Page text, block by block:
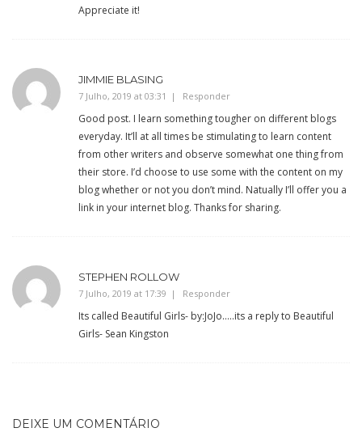
Appreciate it!
JIMMIE BLASING
7 Julho, 2019 at 03:31 Responder
Good post. I learn something tougher on different blogs
everyday. It’ll at all times be stimulating to learn content
from other writers and observe somewhat one thing from
their store. I’d choose to use some with the content on my
blog whether or not you don’t mind. Natually I’ll offer you a
link in your internet blog. Thanks for sharing.
STEPHEN ROLLOW
7 Julho, 2019 at 17:39 Responder
Its called Beautiful Girls- by:JoJo…..its a reply to Beautiful
Girls- Sean Kingston
DEIXE UM COMENTÁRIO